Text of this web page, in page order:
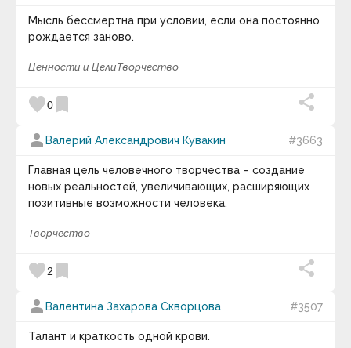
Мысль бессмертна при условии, если она постоянно
рождается заново.
Ценности и ЦелиТворчество
favorite0 bookmark
person Валерий Александрович Кувакин #3663
Главная цель человечного творчества – создание
новых реальностей, увеличивающих, расширяющих
позитивные возможности человека.
Творчество
favorite2 bookmark
person Валентина Захарова Скворцова #3507
Талант и краткость одной крови.
Иногда у человека наступает период Болдинской
побыть наедине с собой. Со своими мыслями. В
двери к прекрасному.
keyboard_arrow_down